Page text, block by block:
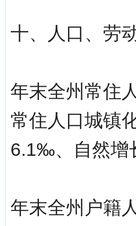
十、人口、劳
年末全州常住
常住人口城镇
6.1‰、自然
年末全州户籍